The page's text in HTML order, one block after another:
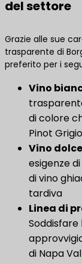
del settore
Grazie alle sue
trasparente di
preferito per i
Vino
di colore
Pinot Grigio
Vino
esigenze
di vino
tardiva
Linea di
Soddisfare
di Napa